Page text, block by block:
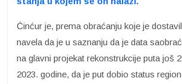
Ćinćur je, prema obraćanju koje je
navela da je u saznanju da je data
na glavni projekat rekonstrukcije puta još
2023. godine, da je put dobio status